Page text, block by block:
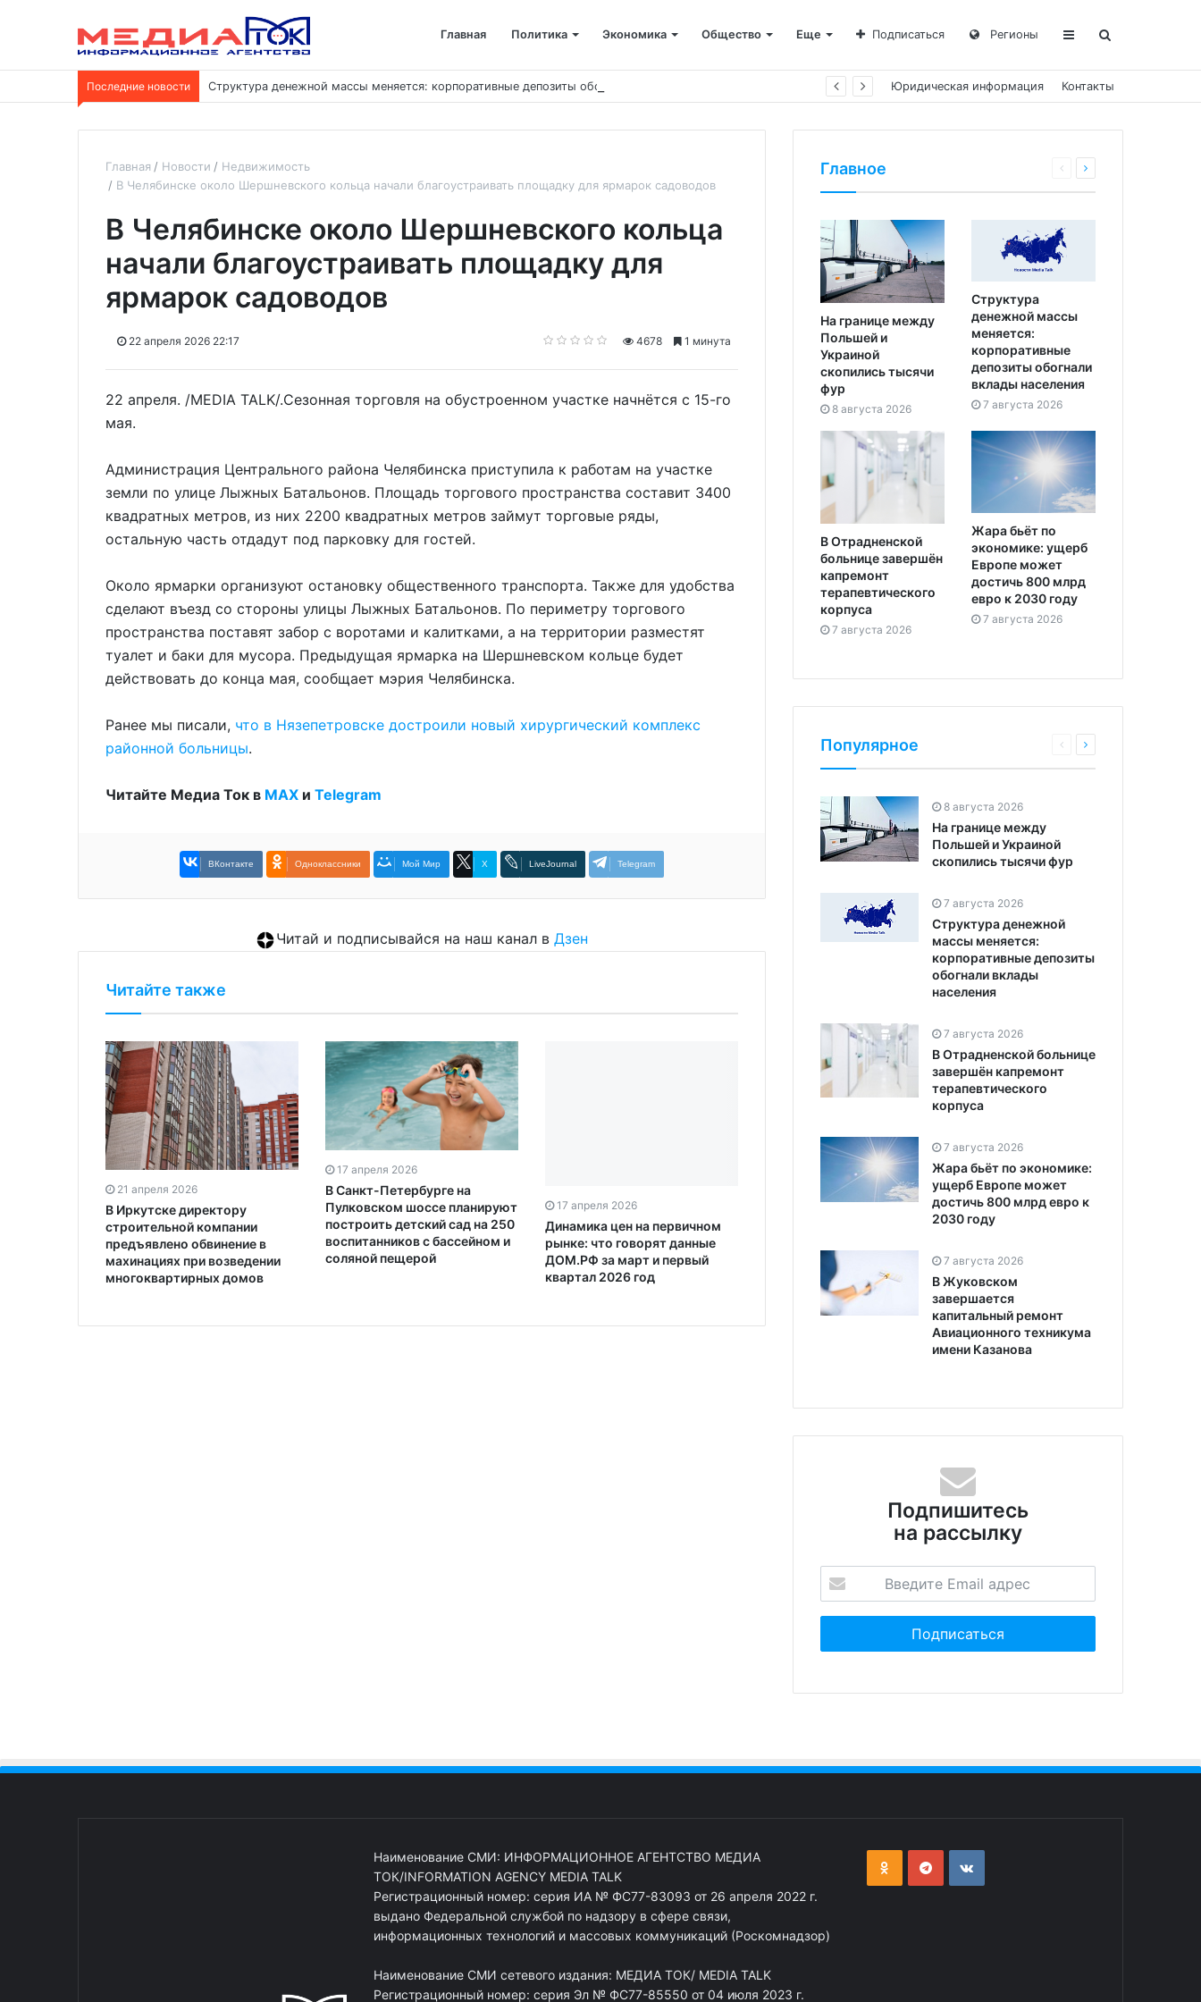
Главная Политика Экономика Общество Еще Подписаться Регионы
Последние новости Структура денежной массы меняется: корпоративные депозиты обогнали вклады населения Юридическая информация Контакты
Главная Новости
Недвижимость
В Челябинске около Шершневского кольца начали благоустраивать площадку для ярмарок садоводов
В Челябинске около Шершневского кольца
начали благоустраивать площадку для
ярмарок садоводов
22 апреля 2026 22:17 4678 1 минута
22 апреля. /MEDIA TALK/.Сезонная торговля на обустроенном участке начнётся с 15-го
мая.
Администрация Центрального района Челябинска приступила к работам на участке
земли по улице Лыжных Батальонов. Площадь торгового пространства составит 3400
квадратных метров, из них 2200 квадратных метров займут торговые ряды,
остальную часть отдадут под парковку для гостей.
Около ярмарки организуют остановку общественного транспорта. Также для удобства
сделают въезд со стороны улицы Лыжных Батальонов. По периметру торгового
пространства поставят забор с воротами и калитками, а на территории разместят
туалет и баки для мусора. Предыдущая ярмарка на Шершневском кольце будет
действовать до конца мая, сообщает мэрия Челябинска.
Ранее мы писали, что в Нязепетровске достроили новый хирургический комплекс
районной больницы.
Читайте Медиа Ток в МАХ и Telegram
ВКонтакте Одноклассники Мой Мир X LiveJournal Telegram
Читай и подписывайся на наш канал в Дзен
Читайте также
21 апреля 2026
В Иркутске директору
строительной компании
предъявлено обвинение в
махинациях при возведении
многоквартирных домов
17 апреля 2026
В Санкт-Петербурге на
Пулковском шоссе планируют
построить детский сад на 250
воспитанников с бассейном и
соляной пещерой
17 апреля 2026
Динамика цен на первичном
рынке: что говорят данные
ДОМ.РФ за март и первый
квартал 2026 год
Главное
На границе между
Польшей и
Украиной
скопились тысячи
фур
8 августа 2026
Структура
денежной массы
меняется:
корпоративные
депозиты обогнали
вклады населения
7 августа 2026
В Отрадненской
больнице завершён
капремонт
терапевтического
корпуса
7 августа 2026
Жара бьёт по
экономике: ущерб
Европе может
достичь 800 млрд
евро к 2030 году
7 августа 2026
Популярное
8 августа 2026
На границе между
Польшей и Украиной
скопились тысячи фур
7 августа 2026
Структура денежной
массы меняется:
корпоративные депозиты
обогнали вклады
населения
7 августа 2026
В Отрадненской больнице
завершён капремонт
терапевтического
корпуса
7 августа 2026
Жара бьёт по экономике:
ущерб Европе может
достичь 800 млрд евро к
2030 году
7 августа 2026
В Жуковском
завершается
капитальный ремонт
Авиационного техникума
имени Казанова
Подпишитесь
на рассылку
Наименование СМИ: ИНФОРМАЦИОННОЕ АГЕНТСТВО МЕДИА
ТОК/INFORMATION AGENCY MEDIA TALK
Регистрационный номер: серия ИА № ФС77-83093 от 26 апреля 2022 г.
выдано Федеральной службой по надзору в сфере связи,
информационных технологий и массовых коммуникаций (Роскомнадзор)
Наименование СМИ сетевого издания: МЕДИА ТОК/ MEDIA TALK
Регистрационный номер: серия Эл № ФС77-85550 от 04 июля 2023 г.